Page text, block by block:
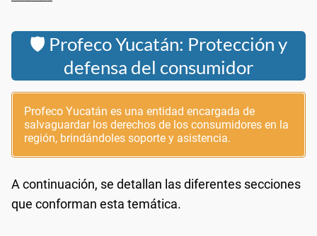
🛡️ Profeco Yucatán: Protección y
defensa del consumidor
Profeco Yucatán es una entidad encargada de
salvaguardar los derechos de los consumidores en la
región, brindándoles soporte y asistencia.
A continuación, se detallan las diferentes secciones
que conforman esta temática.